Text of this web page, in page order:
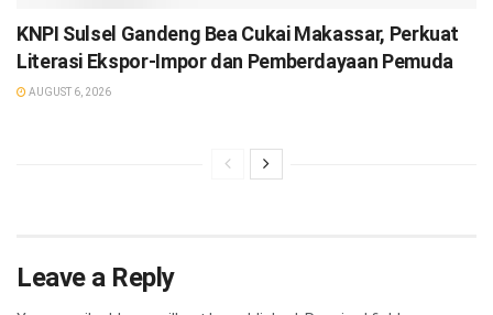
KNPI Sulsel Gandeng Bea Cukai Makassar, Perkuat
Literasi Ekspor-Impor dan Pemberdayaan Pemuda
AUGUST 6, 2026
Leave a Reply